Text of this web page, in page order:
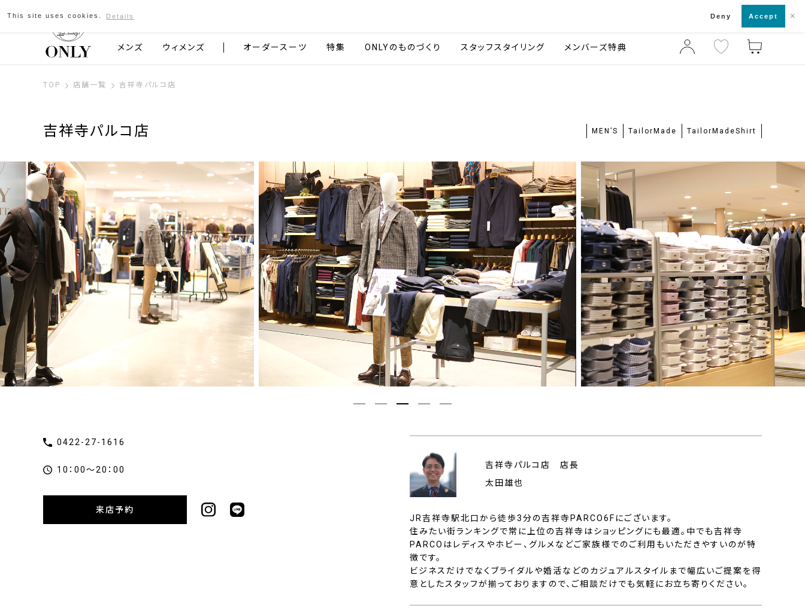
京都発のスーツブランド ONLY 店舗一覧・来店予約
メンズ ウィメンズ オーダースーツ 特集 ONLYのものづくり スタッフスタイリング メンバーズ特典
TOP 店舗一覧 吉祥寺パルコ店
吉祥寺パルコ店 MEN’S TailorMade TailorMadeShirt
0422-27-1616
10：00～20：00
来店予約
吉祥寺パルコ店 店長
太田雄也
JR吉祥寺駅北口から徒歩3分の吉祥寺PARCO6Fにございます。
住みたい街ランキングで常に上位の吉祥寺はショッピングにも最適。中でも吉祥寺
PARCOはレディスやホビー、グルメなどご家族様でのご利用もいただきやすいのが特
徴です。
ビジネスだけでなくブライダルや婚活などのカジュアルスタイルまで幅広いご提案を得
意としたスタッフが揃っておりますので、ご相談だけでも気軽にお立ち寄りください。
This site uses cookies. Details Deny Accept ×